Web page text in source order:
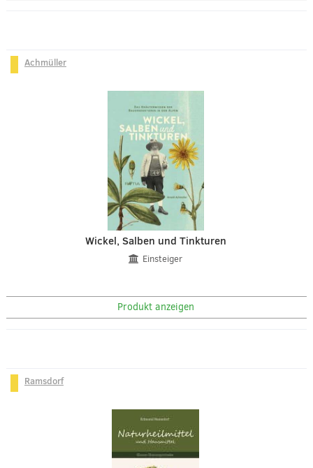
Achmüller
Wickel, Salben und Tinkturen
Einsteiger
Produkt anzeigen
Ramsdorf